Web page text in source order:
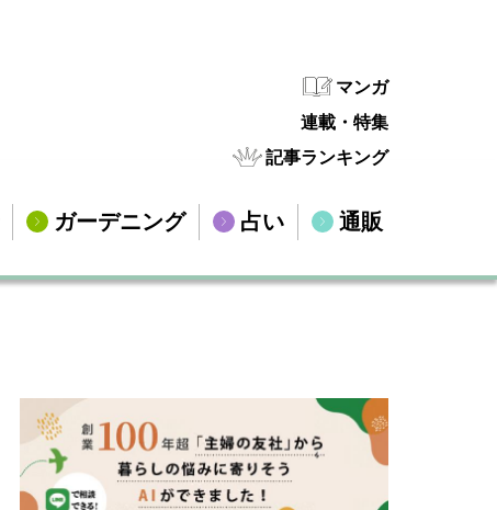
マンガ
連載・特集
記事ランキング
ガーデニング 占い 通販